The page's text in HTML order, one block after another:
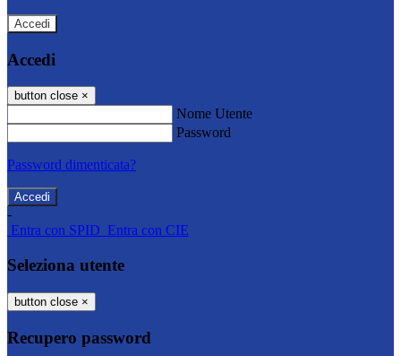
Accedi
Accedi
button close ×
Nome Utente
Password
Password dimenticata?
-
Entra con SPID Entra con CIE
Seleziona utente
button close ×
Recupero password